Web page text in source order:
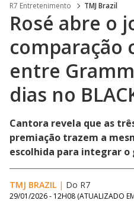
R7 Entretenimento TMJ Brazil
Rosé abre o
comparação
entre
dias no
Cantora revela que as
premiação trazem a
escolhida para integrar o
TMJ BRAZIL | Do R7
29/01/2026 - 12H08 (ATUALIZADO